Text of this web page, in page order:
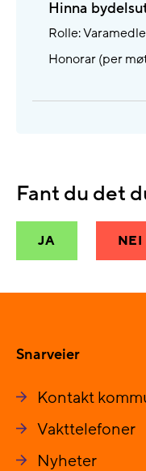
Hinna
Rolle:
Honorar (per
Fant du det
JA NEI
Snarveier
Kontakt
Vakttelefoner
Nyheter